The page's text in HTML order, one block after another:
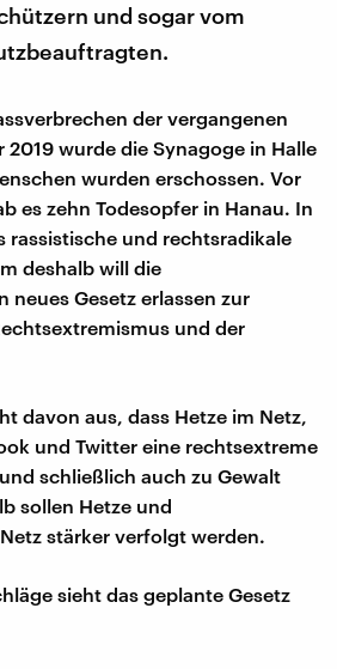
und sogar vom
der vergangenen
wurde die Synagoge in Halle
wurden erschossen. Vor
es zehn Todesopfer in Hanau. In
rassistische und rechtsradikale
deshalb will die
neues Gesetz erlassen zur
und der
davon aus, dass Hetze im Netz,
und Twitter eine rechtsextreme
schließlich auch zu Gewalt
sollen Hetze und
stärker verfolgt werden.
sieht das geplante Gesetz